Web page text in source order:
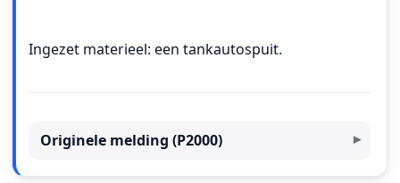
Ingezet materieel: een tankautospuit.
Originele melding (P2000)